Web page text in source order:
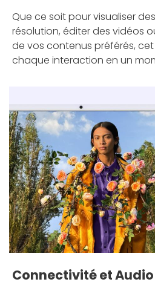
Que ce soit pour visualiser
résolution, éditer des vidéos
de vos contenus préférés,
chaque interaction en un
Connectivité et Audio